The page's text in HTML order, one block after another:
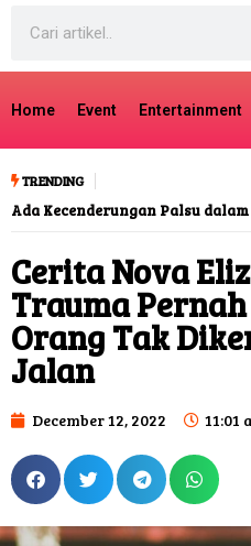
Home Event Entertainment
TRENDING
Ada Kecenderungan Palsu
Cerita Nova
Trauma
Orang Tak
Jalan
December 12, 2022 11:01